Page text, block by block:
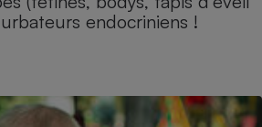
endocriniens !